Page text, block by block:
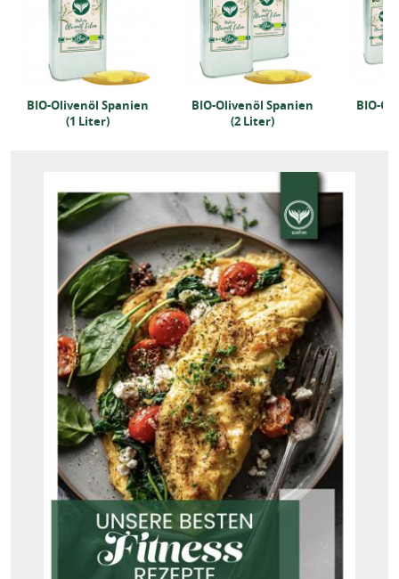
BIO-Olivenöl Spanien
(1 Liter)
BIO-Olivenöl Spanien
(2 Liter)
BIO-